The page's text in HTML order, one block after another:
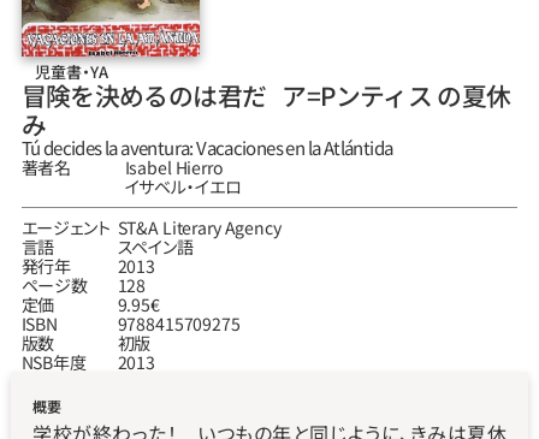
児童書・YA
冒険を決めるのは君だ   ア=Pンティス の夏休
み
Tú decides la aventura: Vacaciones en la Atlántida
著者名
Isabel Hierro
イサベル‧イエロ
エージェント ST&A Literary Agency
言語
スペイン語
発行年
2013
ページ数
128
定価
9.95€
ISBN
9788415709275
版数
初版
NSB年度
2013
概要
学校が終わった！　いつもの年と同じように、きみは夏休